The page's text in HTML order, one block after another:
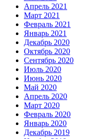
Апрель 2021
Март 2021
Февраль 2021
Январь 2021
Декабрь 2020
Октябрь 2020
Сентябрь 2020
Июль 2020
Июнь 2020
Май 2020
Апрель 2020
Март 2020
Февраль 2020
Январь 2020
Декабрь 2019